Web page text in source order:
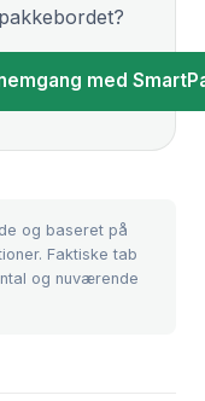
med
og baseret på
Faktiske tab
og nuværende